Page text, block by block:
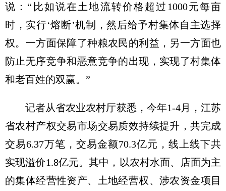
说：“比如说在土地流转价格超过1000元每亩
时，实行‘熔断’机制，然后给予村集体自主选择
权。一方面保障了种粮农民的利益，另一方面也
防止无序竞争和恶意竞争的出现，实现了村集体
和老百姓的双赢。”
记者从省农业农村厅获悉，今年1-4月，江苏
省农村产权交易市场交易质效持续提升，共完成
交易6.37万笔，交易金额70.3亿元，线上线下共
实现溢价1.8亿元。其中，以农村水面、店面为主
的集体经营性资产、土地经营权、涉农资金项目